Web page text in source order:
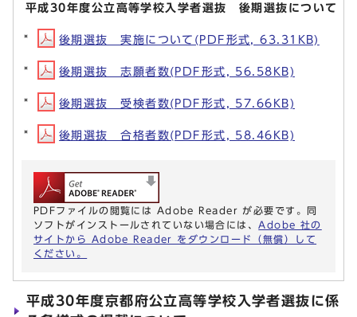
平成30年度公立高等学校入学者選抜 後期選抜について
後期選抜 実施について(PDF形式, 63.31KB)
後期選抜 志願者数(PDF形式, 56.58KB)
後期選抜 受検者数(PDF形式, 57.66KB)
後期選抜 合格者数(PDF形式, 58.46KB)
PDFファイルの閲覧には Adobe Reader が必要です。同
ソフトがインストールされていない場合には、 Adobe 社の
サイトから Adobe Reader をダウンロード（無償）して
ください。
平成30年度京都府公立高等学校入学者選抜に係